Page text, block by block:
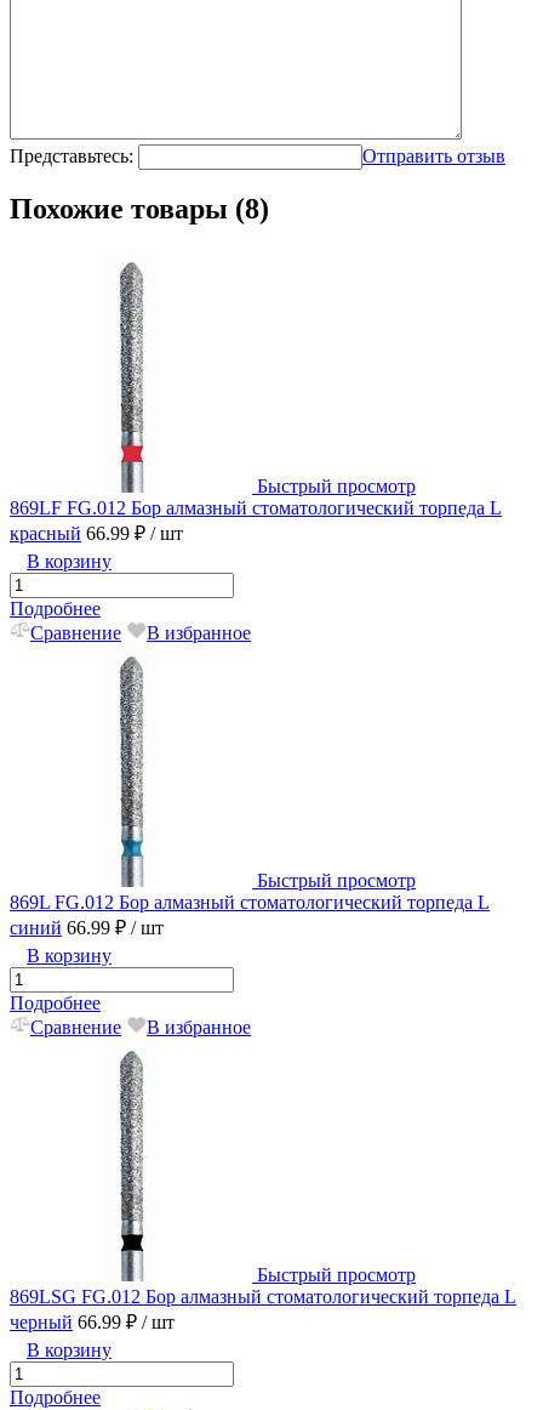
Представьтесь: Отправить отзыв
Похожие товары (8)
Быстрый просмотр
869LF FG.012 Бор алмазный стоматологический торпеда L
красный 66.99 ₽ / шт
В корзину
Подробнее
Сравнение
В избранное
Быстрый просмотр
869L FG.012 Бор алмазный стоматологический торпеда L
синий 66.99 ₽ / шт
В корзину
Подробнее
Сравнение
В избранное
Быстрый просмотр
869LSG FG.012 Бор алмазный стоматологический торпеда L
черный 66.99 ₽ / шт
В корзину
Подробнее